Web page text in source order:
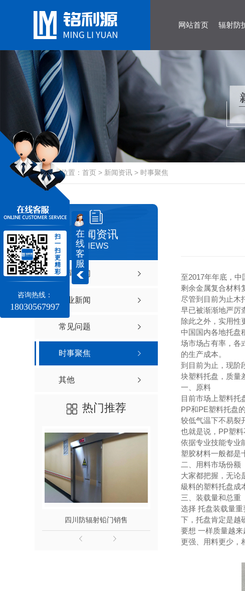
网站首页 辐射防
当前位置： 首页 > 新闻资讯 > 时事聚焦
新闻资讯
NEWS
公司新闻
行业新闻
常见问题
时事聚焦
其他
热门推荐
四川防辐射铅门销售 四川防辐射铅门
至2017年年底，中
剩余金属复合材料
尽管到目前为止木
早已被渐渐地严厉
除此之外，实用性
中国国内各地托盘
场市场占有率，各
的生产成本。
到目前为止，现阶
块塑料托盘，质量
一、原料
目前市场上塑料托
PP和PE塑料托盘
较低气温下不易裂
也就是说，PP塑
依据专业技能专业
塑胶材料一般都是
二、用料市场份额
大家都把握，无论
級料的塑料托盘成
三、装载量和总重
选择 托盘装载量
下，托盘肯定是越
要想 一样质量越
更强、用料更少，
在
线
客
服
扫
一
扫
更
精
彩
咨询热线：
18030567997